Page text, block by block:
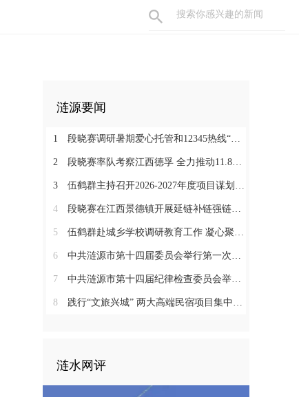
涟源要闻
1 段晓赛调研暑期爱心托管和12345热线“领导接听日”工作：在办好民生实事中打通基层治理“最后一米”
2 段晓赛率队考察江西德孚 全力推动11.8亿元循环经济项目提速增效
3 伍鹤群主持召开2026-2027年度项目谋划调度会
4 段晓赛在江西景德镇开展延链补链强链招商 围绕“三电一钛”精准发力
5 伍鹤群赴城乡学校调研教育工作 凝心聚力推动涟源教育高质量发展
6 中共涟源市第十四届委员会举行第一次全体会议 段晓赛当选市委书记 伍鹤群周杨当选市委副书记
7 中共涟源市第十四届纪律检查委员会举行第一次全体会议
8 践行“文旅兴城” 两大高端民宿项目集中签约开工 全力打造“湖湘地区文旅康养名城”
涟水网评